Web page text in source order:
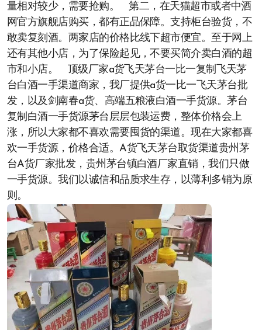
量相对较少，需要抢购。 第二，在天猫超市或者中酒
网官方旗舰店购买，都有正品保障。支持柜台验货，不
敢卖复刻酒。两家店的价格比线下超市便宜。至于网上
还有其他小店，为了保险起见，不要买简介卖白酒的超
市和小店。 顶级厂家a货飞天茅台一比一复制飞天茅
台白酒一手渠道商家，我厂提供a货一比一飞天茅台批
发，以及剑南春a货、高端五粮液白酒一手货源。茅台
复制白酒一手货源茅台层层包装运费，整体价格会上
涨，所以大家都不喜欢需要囤货的渠道。现在大家都喜
欢一手货源，价格合适。A货飞天茅台取货渠道贵州茅
台A货厂家批发，贵州茅台镇白酒厂家直销，我们只做
一手货源。我们以诚信和品质求生存，以薄利多销为原
则。